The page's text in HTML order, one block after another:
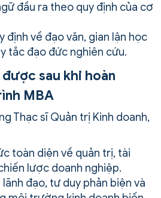
đầu ra theo quy định của cơ
định về đạo văn, gian lận học
tắc đạo đức nghiên cứu.
sau khi hoàn
MBA
Thạc sĩ Quản trị Kinh doanh,
toàn diện về quản trị, tài
lược doanh nghiệp.
đạo, tư duy phản biện và